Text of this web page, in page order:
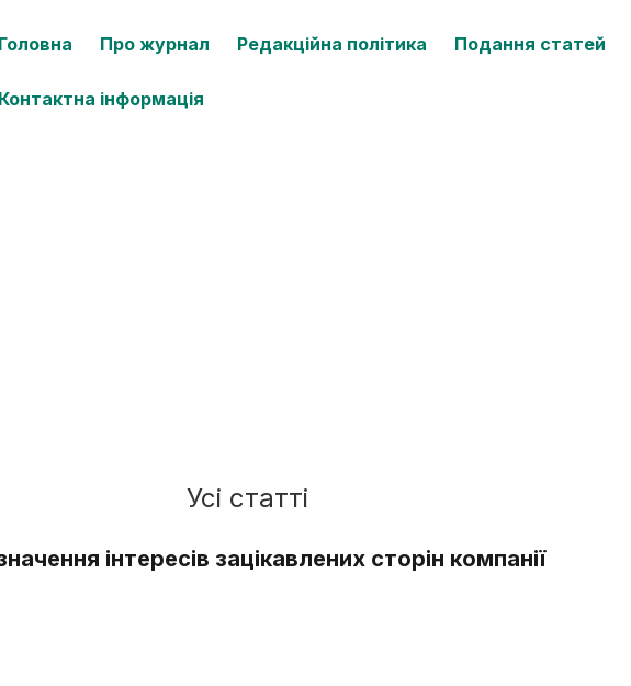
Головна Про журнал Редакційна політика Подання статей
Контактна інформація
Усі статті
інтересів зацікавлених сторін компанії